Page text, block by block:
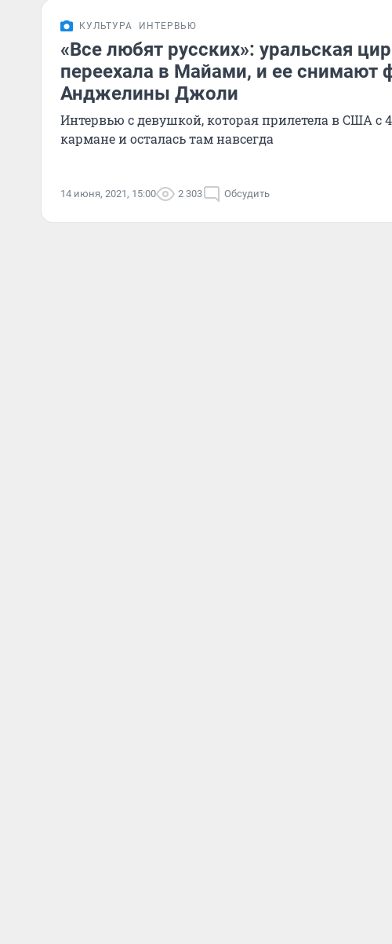
КУЛЬТУРА ИНТЕРВЬЮ
«Все любят русских»: уральская
переехала в Майами, и ее снимают
Анджелины Джоли
Интервью с девушкой, которая прилетела в США с
кармане и осталась там навсегда
14 июня, 2021, 15:00 2 303 Обсудить